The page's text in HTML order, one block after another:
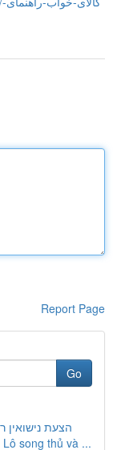
Report Page
Go
הצעת נישואין
song thủ và ...